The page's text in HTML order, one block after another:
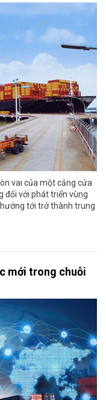
vai của một cảng cửa
đối với phát triển vùng
tới trở thành trung
mới trong chuỗi